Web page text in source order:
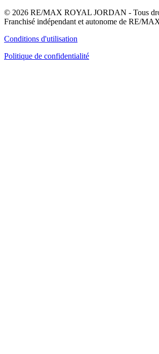
© 2026 RE/MAX ROYAL JORDAN - Tous
Franchisé indépendant et autonome de RE/
Conditions d'utilisation
Politique de confidentialité